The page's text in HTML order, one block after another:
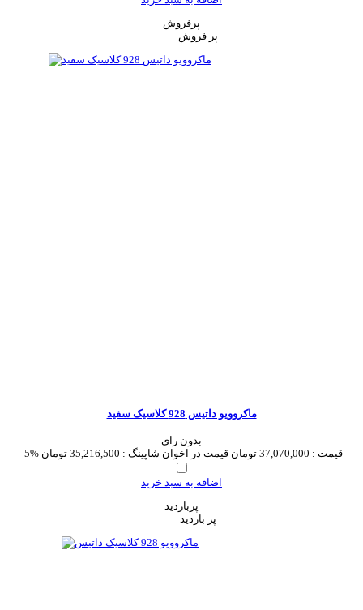
پرفروش
ماکروویو داتیس 928 کلاسیک سفید
بدون رای
-5%
قیمت : 37,070,000 تومان قیمت در اخوان شاپینگ : 35,216,500 تومان
اضافه به سبد خرید
پربازدید
پر بازدید